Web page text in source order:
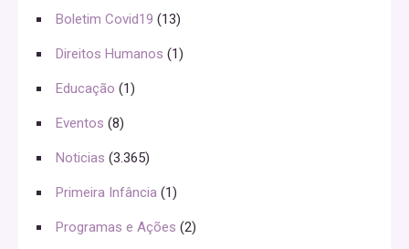
Boletim Covid19 (13)
Direitos Humanos (1)
Educação (1)
Eventos (8)
Noticias (3.365)
Primeira Infância (1)
Programas e Ações (2)